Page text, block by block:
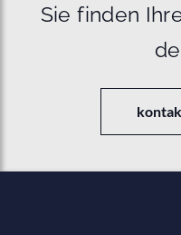
Sie finden